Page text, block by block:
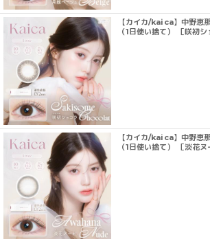
【カイカ/kaica】中野恵
（1日使い捨て） ［咲初シ
【カイカ/kaica】中野恵
（1日使い捨て） ［淡花ヌ